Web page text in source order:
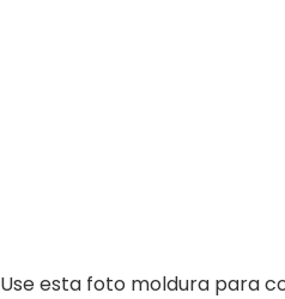
Use esta foto moldura para